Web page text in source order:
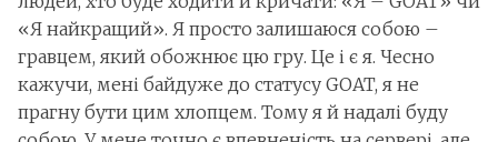
«Я найкращий». Я просто залишаюся собою –
гравцем, який обожнює цю гру. Це і є я. Чесно
кажучи, мені байдуже до статусу GOAT, я не
прагну бути цим хлопцем. Тому я й надалі буду